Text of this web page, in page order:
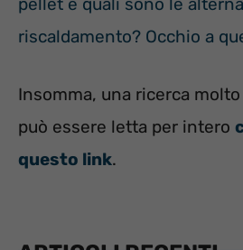
riscaldamento? Occhio a
Insomma, una ricerca
può essere letta per intero
questo link.